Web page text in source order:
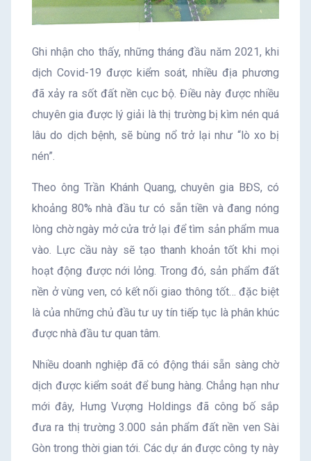
Ghi nhận cho thấy, những tháng đầu năm 2021, khi
dịch Covid-19 được kiểm soát, nhiều địa phương
đã xảy ra sốt đất nền cục bộ. Điều này được nhiều
chuyên gia được lý giải là thị trường bị kìm nén quá
lâu do dịch bệnh, sẽ bùng nổ trở lại như “lò xo bị
nén”.
Theo ông Trần Khánh Quang, chuyên gia BĐS, có
khoảng 80% nhà đầu tư có sẵn tiền và đang nóng
lòng chờ ngày mở cửa trở lại để tìm sản phẩm mua
vào. Lực cầu này sẽ tạo thanh khoản tốt khi mọi
hoạt động được nới lỏng. Trong đó, sản phẩm đất
nền ở vùng ven, có kết nối giao thông tốt… đặc biệt
là của những chủ đầu tư uy tín tiếp tục là phân khúc
được nhà đầu tư quan tâm.
Nhiều doanh nghiệp đã có động thái sẵn sàng chờ
dịch được kiểm soát để bung hàng. Chẳng hạn như
mới đây, Hưng Vượng Holdings đã công bố sắp
đưa ra thị trường 3.000 sản phẩm đất nền ven Sài
Gòn trong thời gian tới. Các dự án được công ty này